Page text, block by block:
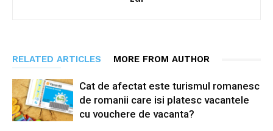
RELATED ARTICLES MORE FROM AUTHOR
Cat de afectat este turismul romanesc
de romanii care isi platesc vacantele
cu vouchere de vacanta?